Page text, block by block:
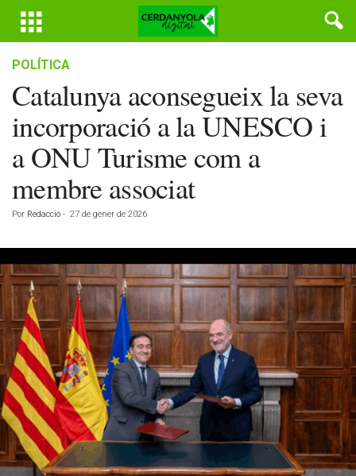
POLÍTICA
Catalunya aconsegueix la seva
incorporació a la UNESCO i
a ONU Turisme com a
membre associat
Por Redacció - 27 de gener de 2026